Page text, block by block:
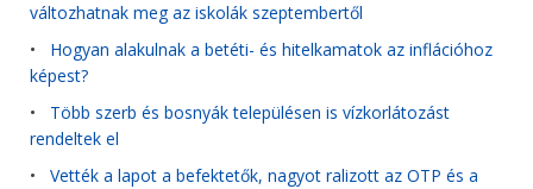
változhatnak meg az iskolák szeptembertől
• Hogyan alakulnak a betéti- és hitelkamatok az inflációhoz
képest?
• Több szerb és bosnyák településen is vízkorlátozást
rendeltek el
• Vették a lapot a befektetők, nagyot ralizott az OTP és a